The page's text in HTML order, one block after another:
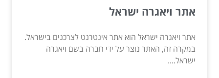
אתר ויאגרה ישראל
אתר ויאגרה ישראל הוא אתר אינטרנט לצרכנים בישראל.
במקרה זה, האתר נוצר על ידי חברה בשם ויאגרה
ישראל....